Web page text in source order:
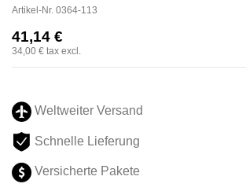
Artikel-Nr. 0364-113
41,14 €
34,00 € tax excl.
Weltweiter Versand
Schnelle Lieferung
Versicherte Pakete